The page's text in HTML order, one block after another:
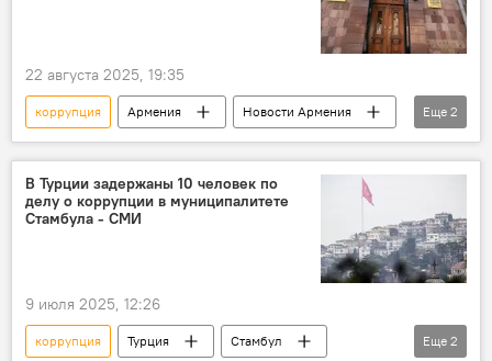
22 августа 2025, 19:35
коррупция Армения
Новости Армения
Общество
дело
Еще 2
В Турции задержаны 10 человек по
делу о коррупции в муниципалитете
Стамбула - СМИ
9 июля 2025, 12:26
коррупция Турция
Стамбул
Еще 2